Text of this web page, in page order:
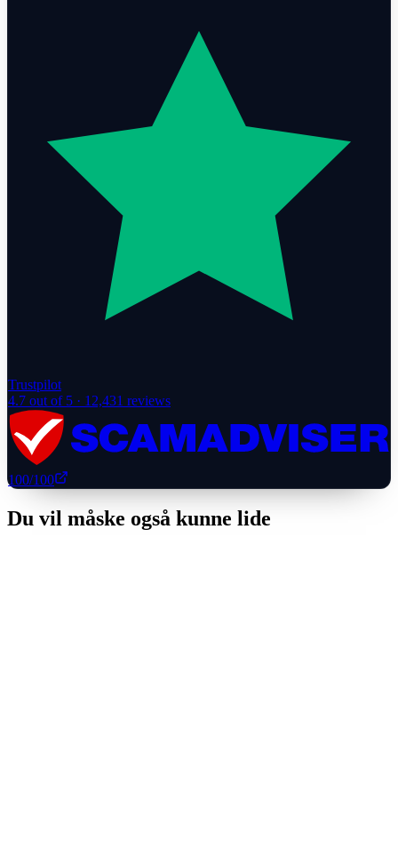
Trustpilot
4.7 out of 5 · 12,431 reviews
100/100
Du vil måske også kunne lide